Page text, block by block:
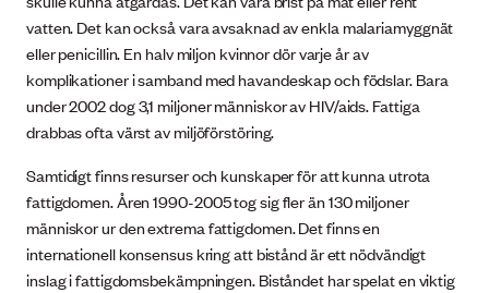
vatten. Det kan också vara avsaknad av enkla malariamyggnät
eller penicillin. En halv miljon kvinnor dör varje år av
komplikationer i samband med havandeskap och födslar. Bara
under 2002 dog 3,1 miljoner människor av HIV/aids. Fattiga
drabbas ofta värst av miljöförstöring.
Samtidigt finns resurser och kunskaper för att kunna utrota
fattigdomen. Åren 1990-2005 tog sig fler än 130 miljoner
människor ur den extrema fattigdomen. Det finns en
internationell konsensus kring att bistånd är ett nödvändigt
inslag i fattigdomsbekämpningen. Biståndet har spelat en viktig